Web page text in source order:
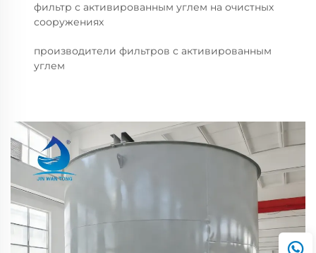
фильтр с активированным углем на очистных
сооружениях
производители фильтров с активированным
углем